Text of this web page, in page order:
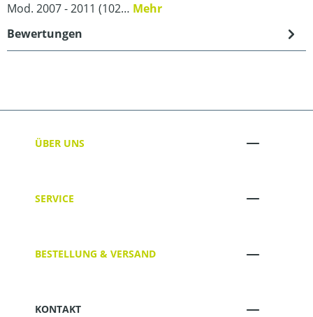
Mod. 2007 - 2011 (102… Mehr
Bewertungen
ÜBER UNS
SERVICE
BESTELLUNG & VERSAND
KONTAKT